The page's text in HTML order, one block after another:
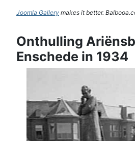
Joomla Gallery makes it better.
Onthulling
Enschede in 1934